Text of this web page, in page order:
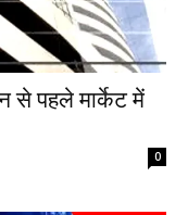
से पहले मार्केट में
0